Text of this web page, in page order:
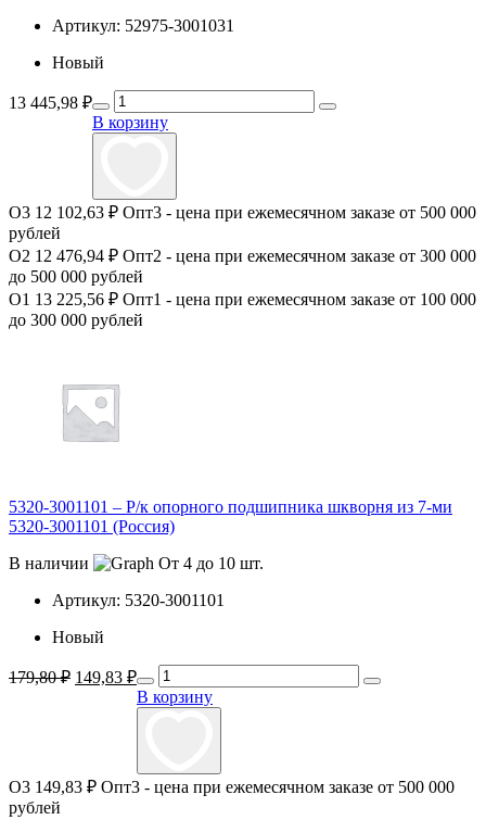
Артикул: 52975-3001031
Новый
13 445,98 ₽
В корзину
О3 12 102,63 ₽ Опт3 - цена при ежемесячном заказе от 500 000
рублей
О2 12 476,94 ₽ Опт2 - цена при ежемесячном заказе от 300 000
до 500 000 рублей
О1 13 225,56 ₽ Опт1 - цена при ежемесячном заказе от 100 000
до 300 000 рублей
5320-3001101 – Р/к опорного подшипника шкворня из 7-ми
5320-3001101 (Россия)
В наличии
От 4 до 10 шт.
Артикул: 5320-3001101
Новый
179,80₽ Первоначальная
составляла
149,83 ₽Текущая
цена:
149,83 ₽.
В корзину
О3 149,83 ₽ Опт3 - цена при ежемесячном заказе от 500 000
рублей